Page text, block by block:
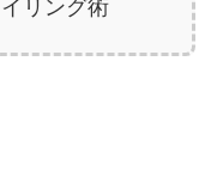
リング術